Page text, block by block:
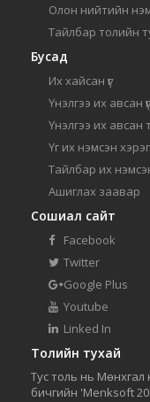
Олон нийтийн
Тайлбар толийн
Бусад
Их хайсан үг
Үнэлгээ их авсан үг
Үнэлгээ их авсан
Үг их нэмсэн
Тайлбар их
Ашиглах заавар
Сошиал сайт
Facebook
Twitter
Google Plus
Youtube
Linked In
Толийн тухай
Тус толь нь
бичгийн 'Menksoft